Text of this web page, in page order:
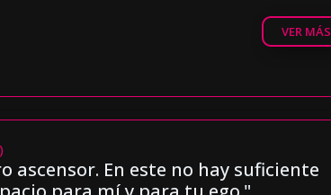
VER MÁS
ascensor. En este no hay suficiente